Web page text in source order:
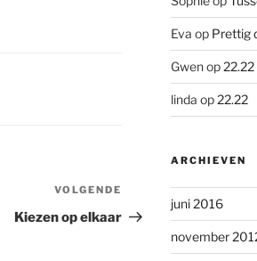
Volgend
bericht
VOLGENDE
Kiezen op elkaar
Eva op Prettig
Gwenop22.22
linda op22.22
ARCHIEVEN
juni 2016
november